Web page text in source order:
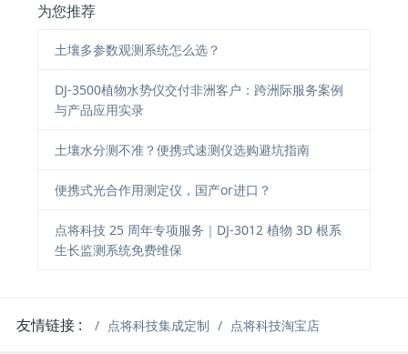
为您推荐
土壤多参数观测系统怎么选？
DJ-3500植物水势仪交付非洲客户：跨洲际服务案例
与产品应用实录
土壤水分测不准？便携式速测仪选购避坑指南
便携式光合作用测定仪，国产or进口？
点将科技 25 周年专项服务｜DJ-3012 植物 3D 根系
生长监测系统免费维保
友情链接 : 点将科技集成定制 点将科技淘宝店